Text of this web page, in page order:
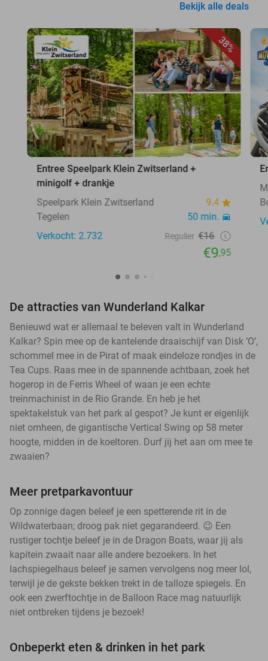
Bekijk alle deals
38%
Entree Speelpark Klein Zwitserland +
minigolf + drankje
Speelpark Klein Zwitserland
9.4
Tegelen
50 min.
Verkocht: 2.732
Regulier €16
€9,95
De attracties van Wunderland Kalkar
Benieuwd wat er allemaal te beleven valt in Wunderland
Kalkar? Spin mee op de kantelende draaischijf van Disk ‘O’,
schommel mee in de Pirat of maak eindeloze rondjes in de
Tea Cups. Raas mee in de spannende achtbaan, zoek het
hogerop in de Ferris Wheel of waan je een echte
treinmachinist in de Rio Grande. En heb je het
spektakelstuk van het park al gespot? Je kunt er eigenlijk
niet omheen, de gigantische Vertical Swing op 58 meter
hoogte, midden in de koeltoren. Durf jij het aan om mee te
zwaaien?
Meer pretparkavontuur
Op zonnige dagen beleef je een spetterende rit in de
Wildwaterbaan; droog pak niet gegarandeerd. 😉 Een
rustiger tochtje beleef je in de Dragon Boats, waar jij als
kapitein zwaait naar alle andere bezoekers. In het
lachspiegelhaus beleef je samen vervolgens nog meer lol,
terwijl je de gekste bekken trekt in de talloze spiegels. En
ook een zwerftochtje in de Balloon Race mag natuurlijk
niet ontbreken tijdens je bezoek!
Onbeperkt eten & drinken in het park